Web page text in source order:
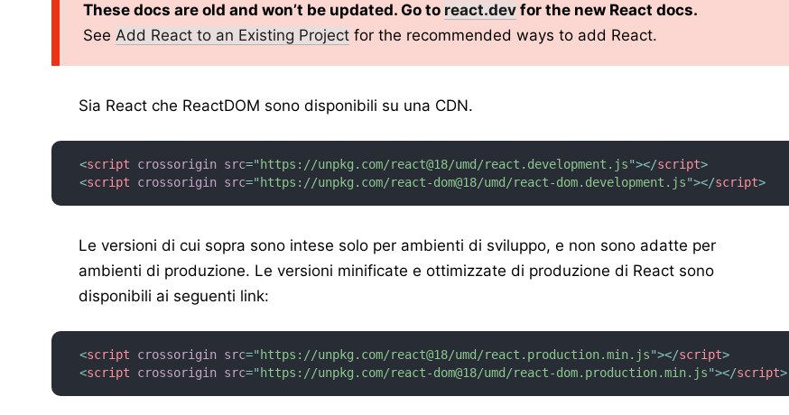
These docs are old and won’t be updated. Go to react.dev for the new React docs.
SeeAdd React to an Existing Project for the recommended ways to add React.
Sia React che ReactDOM sono disponibili su una CDN.
<script crossorigin src=" https://unpkg.com/react@18/umd/react.development.js"></script>
<script crossorigin src=" https://unpkg.com/react-dom@18/umd/react-dom.development.js"></script>
Le versioni di cui sopra sono intese solo per ambienti di sviluppo, e non sono adatte per
ambienti di produzione. Le versioni minificate e ottimizzate di produzione di React sono
disponibili ai seguenti link:
<script crossorigin src=" https://unpkg.com/react@18/umd/react.production.min.js"></script>
<script crossorigin src=" https://unpkg.com/react-dom@18/umd/react-dom.production.min.js"></script>